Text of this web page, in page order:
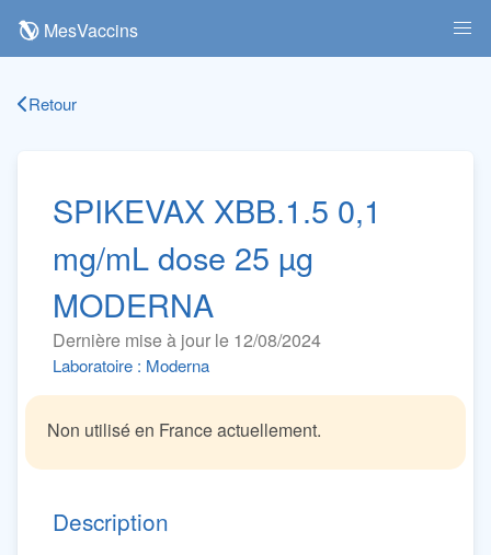
MesVaccins
Retour
SPIKEVAX XBB.1.5 0,1
mg/mL dose 25 µg
MODERNA
Dernière mise à jour le 12/08/2024
Laboratoire : Moderna
Non utilisé en France actuellement.
Description